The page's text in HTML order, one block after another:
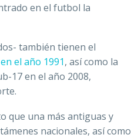
en el futbol la
también tienen el
el año 1991, así como la
17 en el año 2008,
que una más antiguas y
nacionales, así como